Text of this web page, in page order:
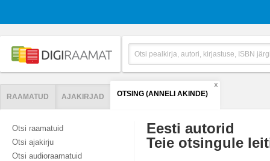
RAAMATUD AJAKIRJAD OTSING (ANNELI AKINDE)
X
Otsi raamatuid
Otsi ajakirju
Otsi audioraamatuid
Eesti autorid
Teie otsingule